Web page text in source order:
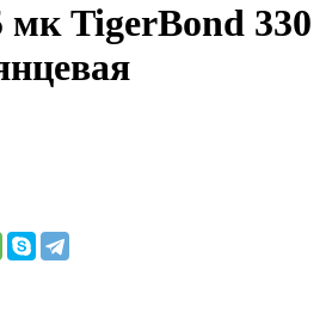
мк TigerBond 330